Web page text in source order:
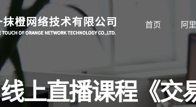
首页 阿
线上直播课程《交